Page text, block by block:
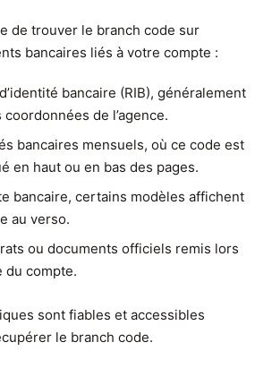
de trouver le branch code sur
bancaires liés à votre compte :
bancaire (RIB), généralement
de l’agence.
bancaires mensuels, où ce code est
en haut ou en bas des pages.
bancaire, certains modèles affichent
au verso.
ou documents officiels remis lors
du compte.
sont fiables et accessibles
le branch code.